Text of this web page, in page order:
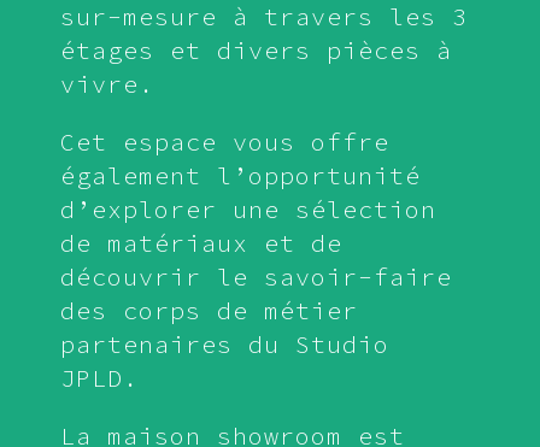
sur-mesure à travers les 3
étages et divers pièces à
vivre.
Cet espace vous offre
également l’opportunité
d’explorer une sélection
de matériaux et de
découvrir le savoir-faire
des corps de métier
partenaires du Studio
JPLD.
La maison showroom est